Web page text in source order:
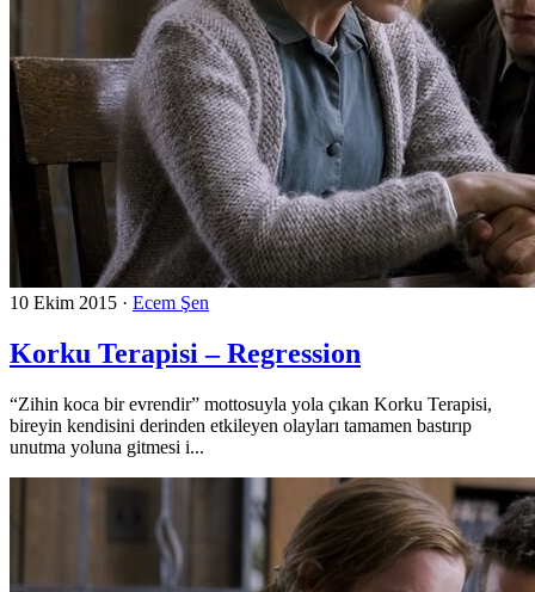
10 Ekim 2015 · Ecem Şen
Korku Terapisi – Regression
“Zihin koca bir evrendir” mottosuyla yola çıkan Korku Terapisi,
bireyin kendisini derinden etkileyen olayları tamamen bastırıp
unutma yoluna gitmesi i...